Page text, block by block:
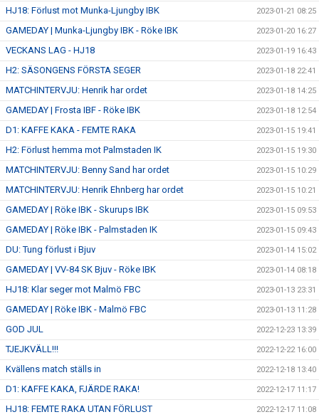
HJ18: Förlust mot Munka-Ljungby IBK 2023-01-21 08:25
GAMEDAY | Munka-Ljungby IBK - Röke IBK 2023-01-20 16:27
VECKANS LAG - HJ18 2023-01-19 16:43
H2: SÄSONGENS FÖRSTA SEGER 2023-01-18 22:41
MATCHINTERVJU: Henrik har ordet 2023-01-18 14:25
GAMEDAY | Frosta IBF - Röke IBK 2023-01-18 12:54
D1: KAFFE KAKA - FEMTE RAKA 2023-01-15 19:41
H2: Förlust hemma mot Palmstaden IK 2023-01-15 19:30
MATCHINTERVJU: Benny Sand har ordet 2023-01-15 10:29
MATCHINTERVJU: Henrik Ehnberg har ordet 2023-01-15 10:21
GAMEDAY | Röke IBK - Skurups IBK 2023-01-15 09:53
GAMEDAY | Röke IBK - Palmstaden IK 2023-01-15 09:43
DU: Tung förlust i Bjuv 2023-01-14 15:02
GAMEDAY | VV-84 SK Bjuv - Röke IBK 2023-01-14 08:18
HJ18: Klar seger mot Malmö FBC 2023-01-13 23:31
GAMEDAY | Röke IBK - Malmö FBC 2023-01-13 11:28
GOD JUL 2022-12-23 13:39
TJEJKVÄLL!!! 2022-12-22 16:00
Kvällens match ställs in 2022-12-18 13:40
D1: KAFFE KAKA, FJÄRDE RAKA! 2022-12-17 11:17
HJ18: FEMTE RAKA UTAN FÖRLUST 2022-12-17 11:08